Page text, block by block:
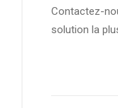
Contactez-
solution la